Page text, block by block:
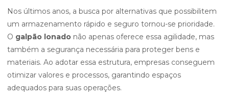
Nos últimos anos, a busca por alternativas que possibilitem
um armazenamento rápido e seguro tornou-se prioridade.
O galpão lonado não apenas oferece essa agilidade, mas
também a segurança necessária para proteger bens e
materiais. Ao adotar essa estrutura, empresas conseguem
otimizar valores e processos, garantindo espaços
adequados para suas operações.